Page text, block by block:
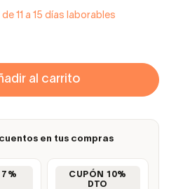
11 a 15 días laborables
al carrito
en tus compras
7%
CUPÓN 10%
DTO